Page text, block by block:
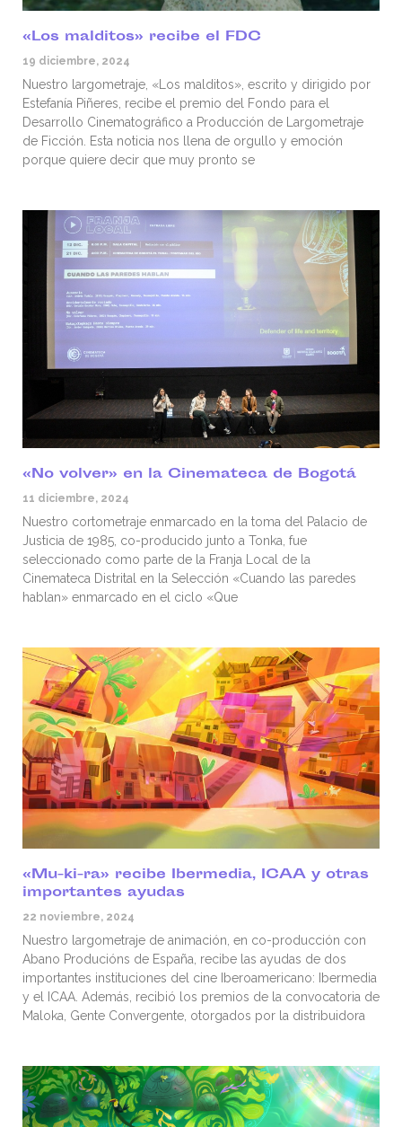
«Los malditos» recibe el FDC
19 diciembre, 2024
Nuestro largometraje, «Los malditos», escrito y dirigido por
Estefanía Piñeres, recibe el premio del Fondo para el
Desarrollo Cinematográfico a Producción de Largometraje
de Ficción. Esta noticia nos llena de orgullo y emoción
porque quiere decir que muy pronto se
«No volver» en la Cinemateca de Bogotá
11 diciembre, 2024
Nuestro cortometraje enmarcado en la toma del Palacio de
Justicia de 1985, co-producido junto a Tonka, fue
seleccionado como parte de la Franja Local de la
Cinemateca Distrital en la Selección «Cuando las paredes
hablan» enmarcado en el ciclo «Que
«Mu-ki-ra» recibe Ibermedia, ICAA y otras
importantes ayudas
22 noviembre, 2024
Nuestro largometraje de animación, en co-producción con
Abano Producións de España, recibe las ayudas de dos
importantes instituciones del cine Iberoamericano: Ibermedia
y el ICAA. Además, recibió los premios de la convocatoria de
Maloka, Gente Convergente, otorgados por la distribuidora